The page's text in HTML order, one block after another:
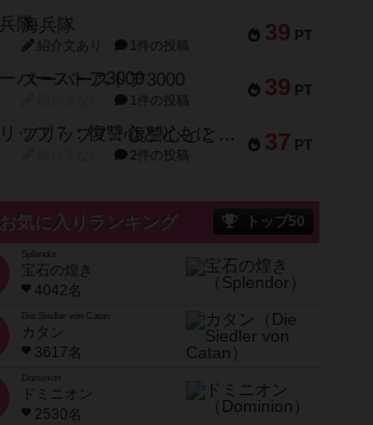
39 PT
海兵隊
紹介文あり 1件の投稿
39 PT
スーパーストア3000
1件の投稿
37 PT
フリップ７：復讐心とともに
2件の投稿
お気に入りランキング トップ50
宝石の煌き
4042名
Die Siedler von Catan
カタン
3617名
ドミニオン
2530名